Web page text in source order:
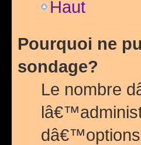
Haut
Pourquoi ne
sondage?
Le nombre